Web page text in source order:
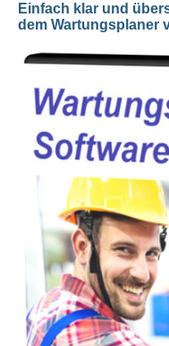
Einfach klar und
dem Wartungsplaner